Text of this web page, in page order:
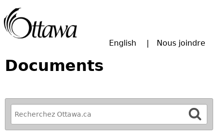
English Nous joindre
Documents
R
e
f